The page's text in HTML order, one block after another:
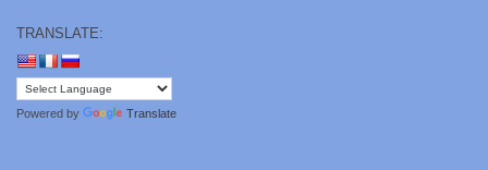
TRANSLATE:
Powered by Translate